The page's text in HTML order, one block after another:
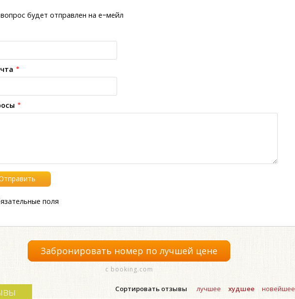
будет отправлен на е-мейл
*
*
поля
Забронировать номер по лучшей цене
с booking.com
Сортировать отзывы лучшее худшее новейшее